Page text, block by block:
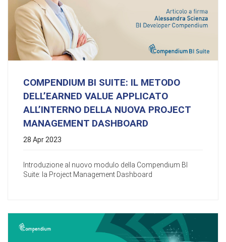
COMPENDIUM BI SUITE: IL METODO
DELL’EARNED VALUE APPLICATO
ALL’INTERNO DELLA NUOVA PROJECT
MANAGEMENT DASHBOARD
28 Apr 2023
Introduzione al nuovo modulo della Compendium BI
Suite: la Project Management Dashboard